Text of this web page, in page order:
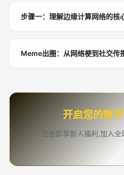
步骤一：理解边缘计算网络的核
Meme出圈：从网络梗到社交传
开启您的数
注册即享新人福利,加入